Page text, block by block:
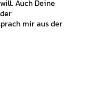
Auch Deine
mir aus der